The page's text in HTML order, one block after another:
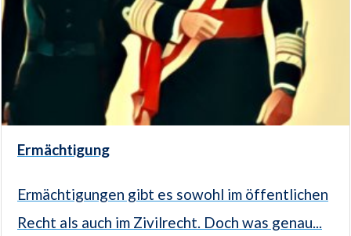
Ermächtigung
Ermächtigungen gibt es sowohl im öffentlichen
Recht als auch im Zivilrecht. Doch was genau...